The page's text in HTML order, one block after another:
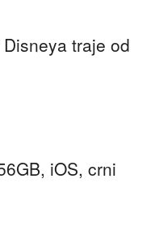
traje od
iOS, crni